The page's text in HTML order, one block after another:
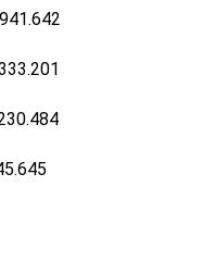
sáng